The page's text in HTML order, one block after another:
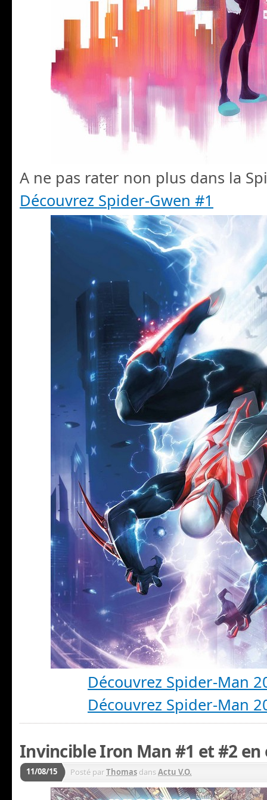
A ne pas rater non plus dans la
Découvrez Spider-Gwen #1
Découvrez Spider-Man
Découvrez Spider-Man
Invincible Iron Man #1 et #2 en
11/08/15 Posté parThomas dansActu V.O.